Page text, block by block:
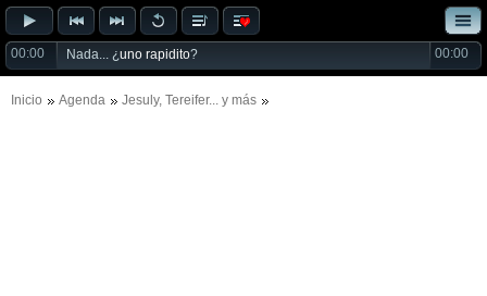
00:00 Nada... ¿uno rapidito? 00:00
Inicio Agenda Jesuly, Tereifer... y más